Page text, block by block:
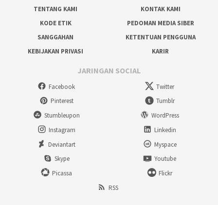
TENTANG KAMI
KONTAK KAMI
KODE ETIK
PEDOMAN MEDIA SIBER
SANGGAHAN
KETENTUAN PENGGUNA
KEBIJAKAN PRIVASI
KARIR
JARINGAN SOCIAL
Facebook
Twitter
Pinterest
Tumblr
Stumbleupon
WordPress
Instagram
Linkedin
Deviantart
Myspace
Skype
Youtube
Picassa
Flickr
RSS